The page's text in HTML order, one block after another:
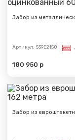
Забор из
Артикул: S39E2150
180 950 р
Забор из